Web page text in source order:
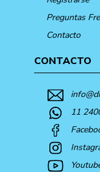
Preguntas
Contacto
CONTACTO
11